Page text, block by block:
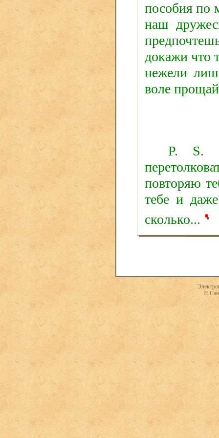
пособияпо
наш
докажи что
нежели
воле
Р. S.
повторяю
тебеи
сколько...
•
©